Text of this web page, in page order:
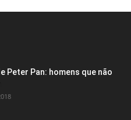
Peter Pan: homens que não